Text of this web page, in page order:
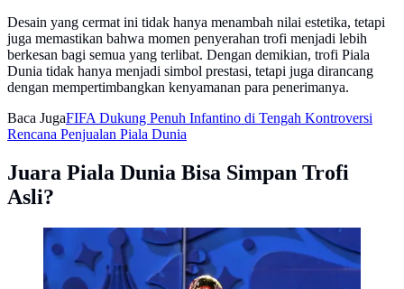
Desain yang cermat ini tidak hanya menambah nilai estetika, tetapi
juga memastikan bahwa momen penyerahan trofi menjadi lebih
berkesan bagi semua yang terlibat. Dengan demikian, trofi Piala
Dunia tidak hanya menjadi simbol prestasi, tetapi juga dirancang
dengan mempertimbangkan kenyamanan para penerimanya.
Baca JugaFIFA Dukung Penuh Infantino di Tengah Kontroversi
Rencana Penjualan Piala Dunia
Juara Piala Dunia Bisa Simpan Trofi
Asli?